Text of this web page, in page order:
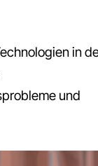
in
und